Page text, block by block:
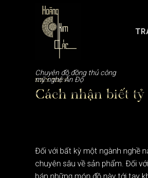
Chuyên đồ đồng thủ công
mỹ nghệ Ấn Độ
KIẾN THỨC
Cách nhận biết
Đối với bất kỳ một ngành nghề
chuyên sâu về sản phẩm. Đối